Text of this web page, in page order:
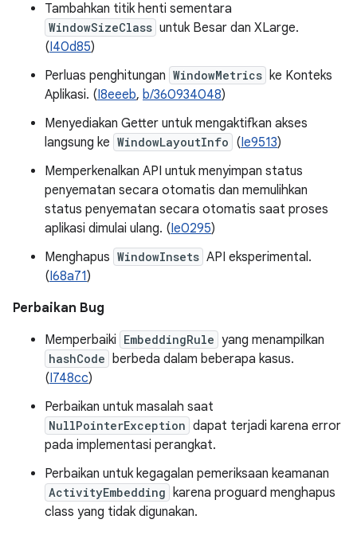
Tambahkan titik henti sementara
WindowSizeClass untuk Besar dan XLarge.
(I40d85)
Perluas penghitungan WindowMetrics ke Konteks
Aplikasi. (I8eeeb, b/360934048)
Menyediakan Getter untuk mengaktifkan akses
langsung ke WindowLayoutInfo (Ie9513)
Memperkenalkan API untuk menyimpan status
penyematan secara otomatis dan memulihkan
status penyematan secara otomatis saat proses
aplikasi dimulai ulang. (Ie0295)
Menghapus WindowInsets API eksperimental.
(I68a71)
Perbaikan Bug
Memperbaiki EmbeddingRule yang menampilkan
hashCode berbeda dalam beberapa kasus.
(I748cc)
Perbaikan untuk masalah saat
NullPointerException dapat terjadi karena error
pada implementasi perangkat.
Perbaikan untuk kegagalan pemeriksaan keamanan
ActivityEmbedding karena proguard menghapus
class yang tidak digunakan.